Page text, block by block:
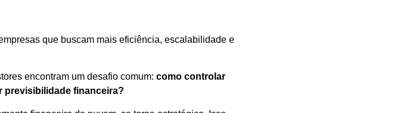
que buscam mais eficiência, escalabilidade e
encontram um desafio comum: como controlar
previsibilidade financeira?